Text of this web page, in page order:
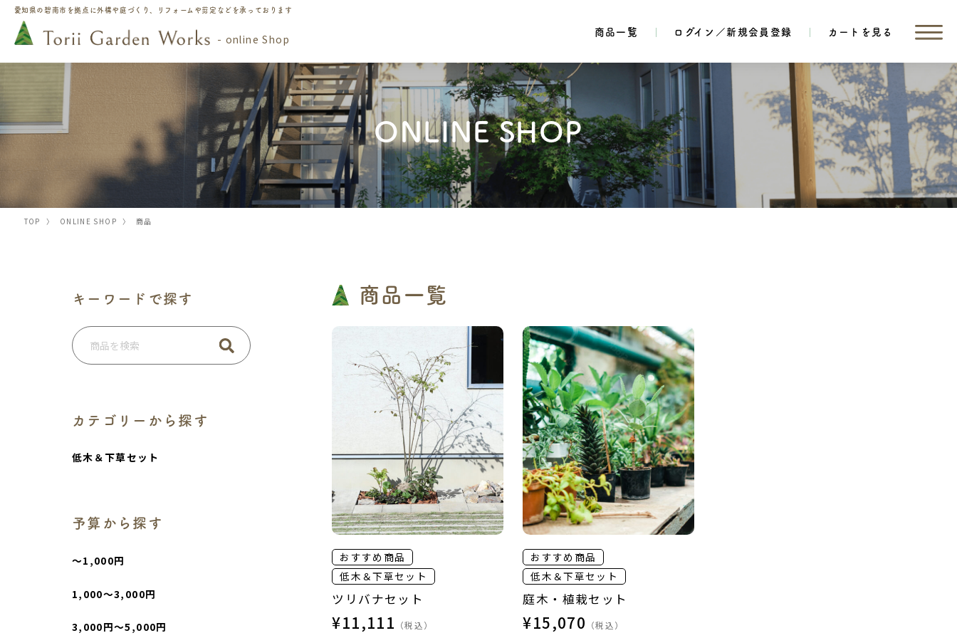
愛知県の碧南市を拠点に外構や庭づくり、リフォームや剪定などを承っております
- online Shop
商品一覧 ログイン／新規会員登録 カートを見る
ONLINE SHOP
TOP 〉 ONLINE SHOP 〉 商品
キーワードで探す
カテゴリーから探す
低木＆下草セット
予算から探す
〜1,000円
1,000〜3,000円
3,000円〜5,000円
商品一覧
おすすめ商品
低木＆下草セット
ツリバナセット
¥11,111 （税込）
おすすめ商品
低木＆下草セット
庭木・植栽セット
¥15,070 （税込）